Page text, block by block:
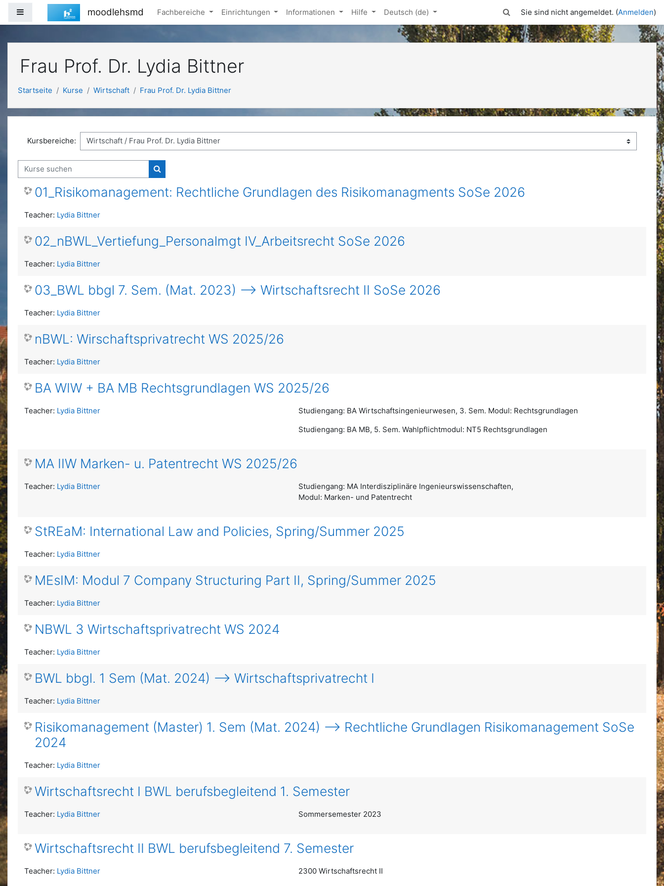
Zum Hauptinhalt
Website-Übersichtmoodlehsmd Fachbereiche Einrichtungen Informationen Hilfe Deutsch ‎(de)‎ Sucheingabe umschalten
Sie sind nicht angemeldet. (Anmelden)
Frau Prof. Dr. Lydia Bittner
Startseite Kurse Wirtschaft Frau Prof. Dr. Lydia Bittner
Kursbereiche:
Kurse suchen
Kurse suchen
01_Risikomanagement: Rechtliche Grundlagen des Risikomanagments SoSe 2026
Teacher: Lydia Bittner
02_nBWL_Vertiefung_Personalmgt IV_Arbeitsrecht SoSe 2026
Teacher: Lydia Bittner
03_BWL bbgl 7. Sem. (Mat. 2023) --> Wirtschaftsrecht II SoSe 2026
Teacher: Lydia Bittner
nBWL: Wirschaftsprivatrecht WS 2025/26
Teacher: Lydia Bittner
BA WIW + BA MB Rechtsgrundlagen WS 2025/26
Studiengang: BA Wirtschaftsingenieurwesen, 3. Sem. Modul: Rechtsgrundlagen
Studiengang: BA MB, 5. Sem. Wahlpflichtmodul: NT5 Rechtsgrundlagen
Teacher: Lydia Bittner
MA IIW Marken- u. Patentrecht WS 2025/26
Studiengang: MA Interdisziplinäre Ingenieurswissenschaften,
Modul: Marken- und Patentrecht
Teacher: Lydia Bittner
StREaM: International Law and Policies, Spring/Summer 2025
Teacher: Lydia Bittner
MEsIM: Modul 7 Company Structuring Part II, Spring/Summer 2025
Teacher: Lydia Bittner
NBWL 3 Wirtschaftsprivatrecht WS 2024
Teacher: Lydia Bittner
BWL bbgl. 1 Sem (Mat. 2024) --> Wirtschaftsprivatrecht I
Teacher: Lydia Bittner
Risikomanagement (Master) 1. Sem (Mat. 2024) --> Rechtliche Grundlagen Risikomanagement SoSe
2024
Teacher: Lydia Bittner
Wirtschaftsrecht I BWL berufsbegleitend 1. Semester
Sommersemester 2023
Teacher: Lydia Bittner
Wirtschaftsrecht II BWL berufsbegleitend 7. Semester
2300 Wirtschaftsrecht II
Teacher: Lydia Bittner